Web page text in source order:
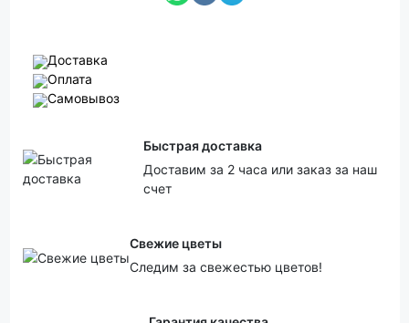
Доставка
Оплата
Самовывоз
Быстрая доставка
Доставим за 2 часа или заказ за наш
счет
Свежие цветы
Следим за свежестью цветов!